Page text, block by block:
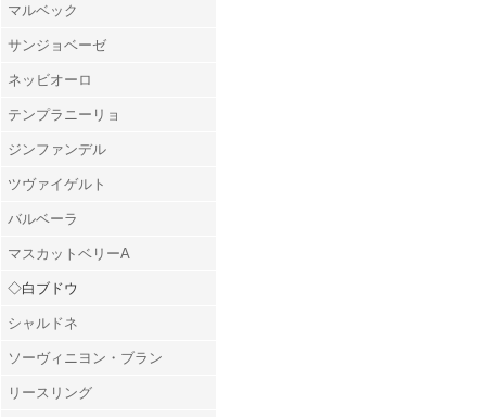
マルベック
サンジョベーゼ
ネッビオーロ
テンプラニーリョ
ジンファンデル
ツヴァイゲルト
バルベーラ
マスカットベリーA
◇白ブドウ
シャルドネ
ソーヴィニヨン・ブラン
リースリング